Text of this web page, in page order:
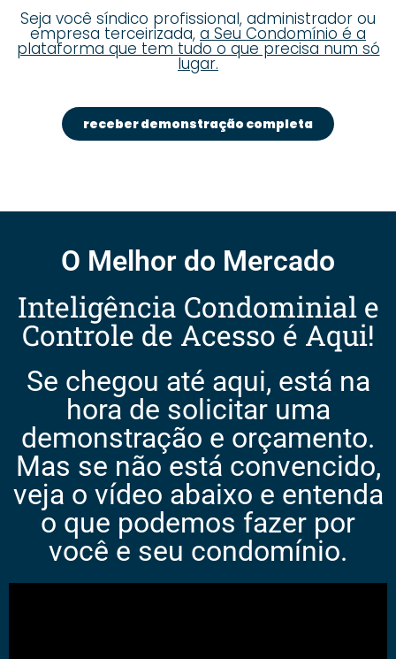
Seja você síndico profissional, administrador ou
empresa terceirizada, a Seu Condomínio é a
plataforma que tem tudo o que precisa num só
lugar.
receber demonstração completa
O Melhor do Mercado
Inteligência Condominial e
Controle de Acesso é Aqui!
Se chegou até aqui, está na
hora de solicitar uma
demonstração e orçamento.
Mas se não está convencido,
veja o vídeo abaixo e entenda
o que podemos fazer por
você e seu condomínio.